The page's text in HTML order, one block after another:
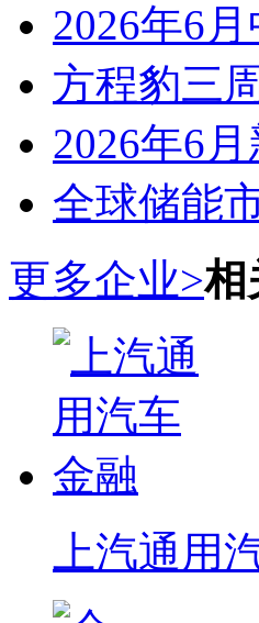
2026年6
方程豹三
2026年6
全球储能
更多企业>相
上汽通用